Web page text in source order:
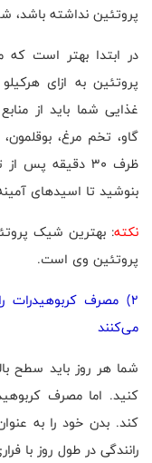
پروتئین نداشته باشد،
پروتئین به ازای
غذایی شما باید از
گاو، تخم مرغ،
ظرف 30 دقیقه
بنوشید تا اسیدهای
نکته: بهترین شیک
پروتئین وی است.
2) مصرف کربوهیدرات
می‌کنند
شما هر روز باید سطح
کنید. اما مصرف
کند. بدن خود را به
رانندگی در طول روز با